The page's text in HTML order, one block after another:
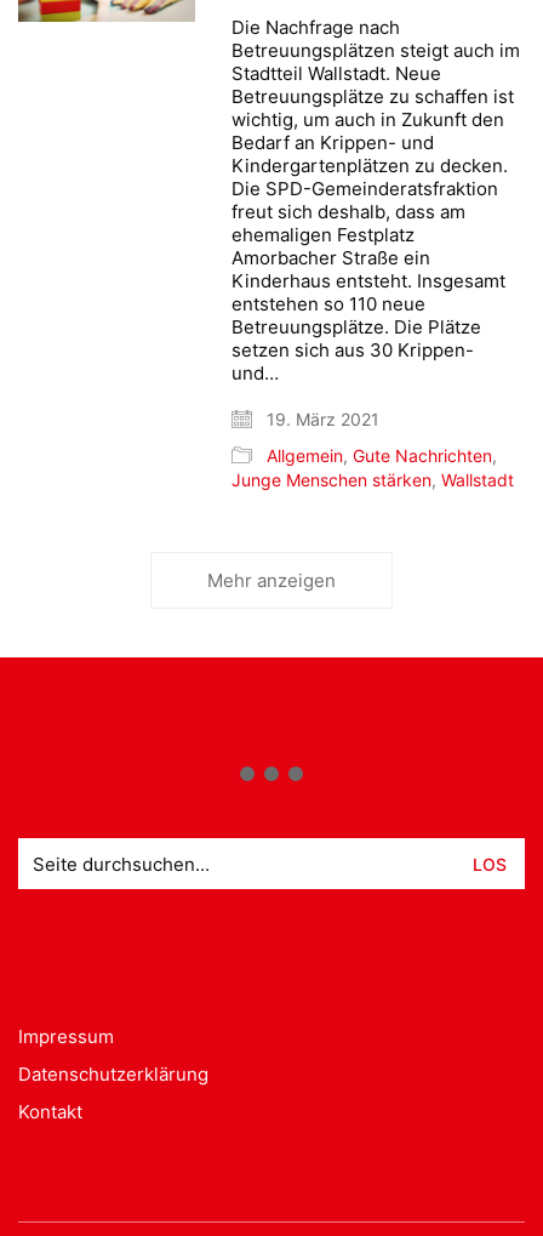
Die Nachfrage nach
Betreuungsplätzen steigt auch im
Stadtteil Wallstadt. Neue
Betreuungsplätze zu schaffen ist
wichtig, um auch in Zukunft den
Bedarf an Krippen- und
Kindergartenplätzen zu decken.
Die SPD-Gemeinderatsfraktion
freut sich deshalb, dass am
ehemaligen Festplatz
Amorbacher Straße ein
Kinderhaus entsteht. Insgesamt
entstehen so 110 neue
Betreuungsplätze. Die Plätze
setzen sich aus 30 Krippen-
und…
19. März 2021
Allgemein,Gute Nachrichten,
Junge Menschen stärken,Wallstadt
Mehr anzeigen
nach:
Impressum
Datenschutzerklärung
Kontakt